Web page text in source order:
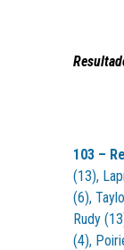
103 –
(13),
(6),
Rudy
(4),